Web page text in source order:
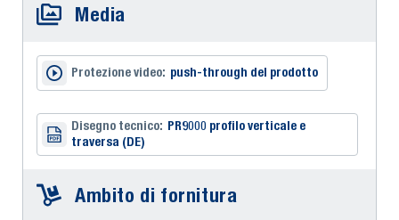
Media
Protezione video: push-through del prodotto
Disegno tecnico: PR9000 profilo verticale e
traversa (DE)
Ambito di fornitura